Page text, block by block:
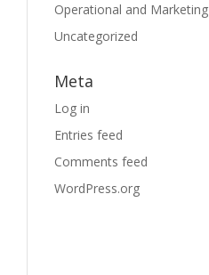
Operational and Marketing
Uncategorized
Meta
Log in
Entries feed
Comments feed
WordPress.org